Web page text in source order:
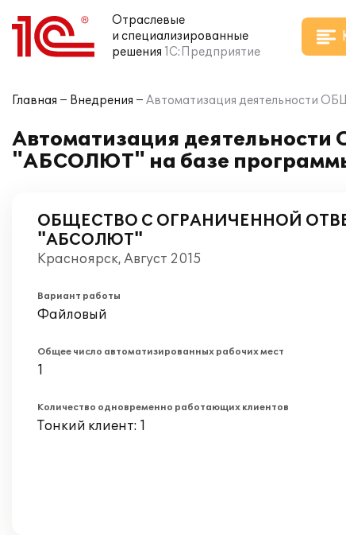
Отраслевые
и специализированные
решения 1С:Предприятие
Главная Внедрения Автоматизация деятельности
Автоматизация
"АБСОЛЮТ" на базе
ОБЩЕСТВО С ОГРАНИЧЕННОЙ
"АБСОЛЮТ"
Красноярск, Август 2015
Вариант работы
Файловый
Общее число автоматизированных рабочих мест
1
Количество одновременно работающих клиентов
Тонкий клиент: 1